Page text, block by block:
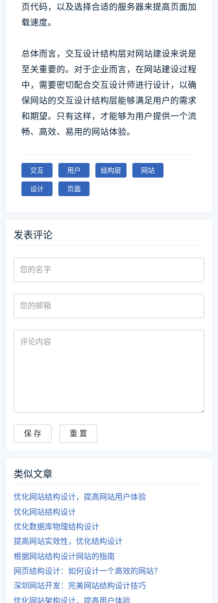
页代码，以及选择合适的服务器来提高页面加
载速度。
总体而言，交互设计结构层对网站建设来说是
至关重要的。对于企业而言，在网站建设过程
中，需要密切配合交互设计师进行设计，以确
保网站的交互设计结构层能够满足用户的需求
和期望。只有这样，才能够为用户提供一个流
畅、高效、易用的网站体验。
交互 用户 结构层
网站
设计
页面
发表评论
类似文章
优化网站结构设计，提高网站用户体验
优化网站结构设计
优化数据库物理结构设计
提高网站实效性，优化结构设计
根据网站结构设计网站的指南
网页结构设计：如何设计一个高效的网站？
深圳网站开发：完美网站结构设计技巧
优化网站架构设计，提高用户体验